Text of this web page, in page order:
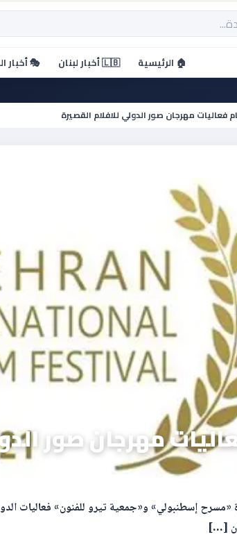
🏠 الرئيسية 🇱🇧 أخبار لبنان 🎭 أخبار
فعاليات مهرجان صور الدولي للافلام القصيرة
مهرجان صور
«مسرح إسطنبولي» و«جمعية تيرو للفنون» فعاليات
[…]